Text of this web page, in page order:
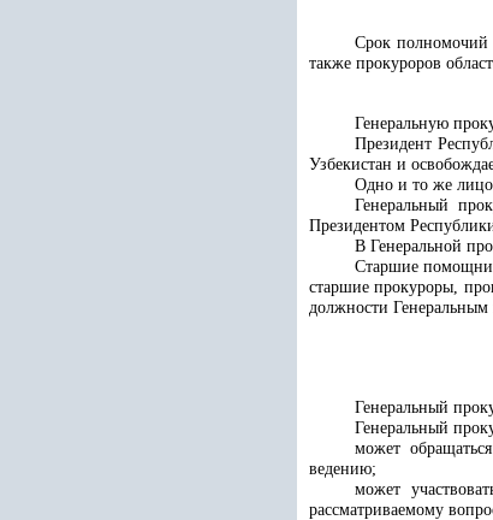
Срок полномочий
также прокуроров
Генеральную
Президент
Узбекистан и
Одно и то же лицо
Генеральный
Президентом
В Генеральной
Старшие
старшие прокуроры,
должности
Генеральный
Генеральный
может
ведению;
может
рассматриваемому